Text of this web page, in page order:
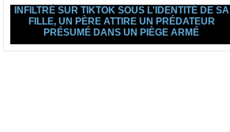
INFILTRÉ SUR TIKTOK SOUS L'IDENTITÉ DE SA
FILLE, UN PÈRE ATTIRE UN PRÉDATEUR
PRÉSUMÉ DANS UN PIÈGE ARMÉ